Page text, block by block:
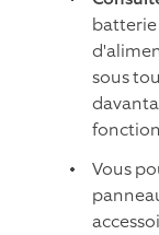
sous
Vous